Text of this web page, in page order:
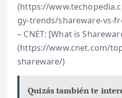
(https://
gy-trends/shareware-vs-
– CNET: [What is
(https://www.cnet.com/
shareware/)
Quizás también te